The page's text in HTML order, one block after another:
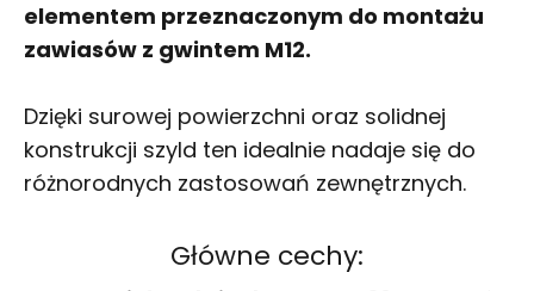
elementem przeznaczonym do montażu
zawiasów z gwintem M12.
Dzięki surowej powierzchni oraz solidnej
konstrukcji szyld ten idealnie nadaje się do
różnorodnych zastosowań zewnętrznych.
Główne cechy: